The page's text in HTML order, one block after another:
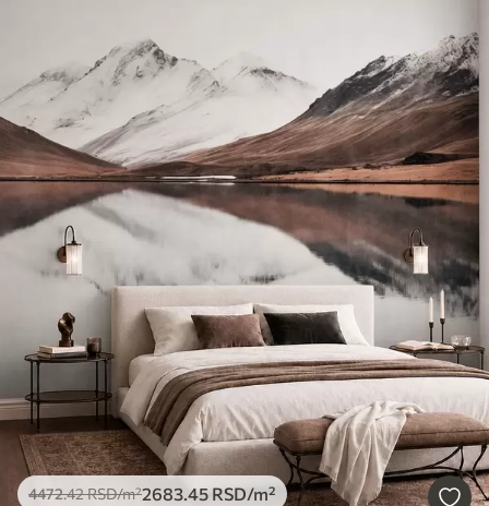
4472.42RSD/m²2683.45 RSD/m²